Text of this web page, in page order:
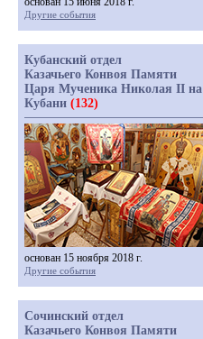
Другие события
Кубанский отдел
Казачьего Конвоя Памяти
Царя Мученика Николая II на
Кубани (132)
основан 15 ноября 2018 г.
Другие события
Сочинский отдел
Казачьего Конвоя Памяти